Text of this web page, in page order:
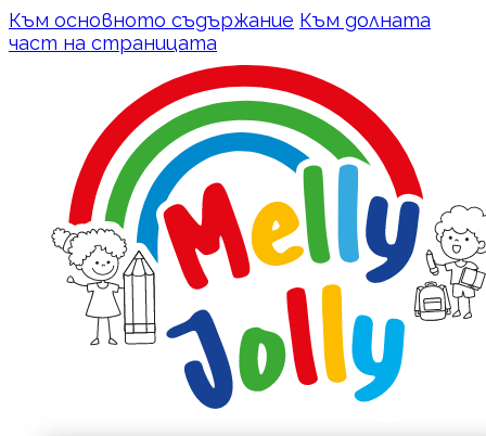
Към основното съдържание Към долната
част на страницата